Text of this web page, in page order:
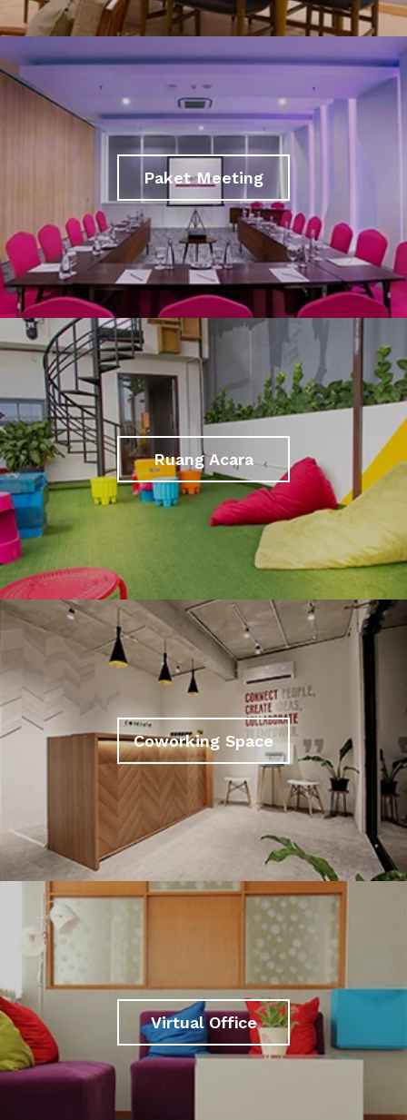
Paket Meeting
Ruang Acara
Coworking Space
Virtual Office